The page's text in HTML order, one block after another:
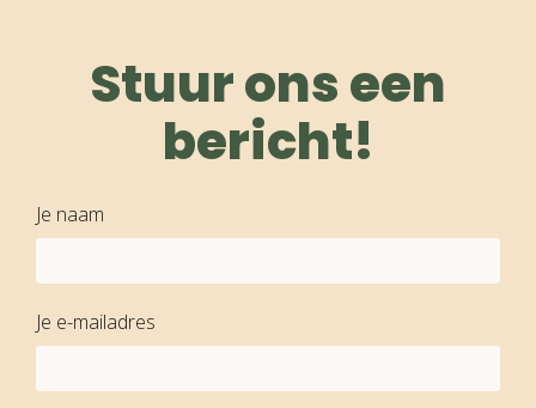
Stuur ons een
bericht!
Je naam
Je e-mailadres